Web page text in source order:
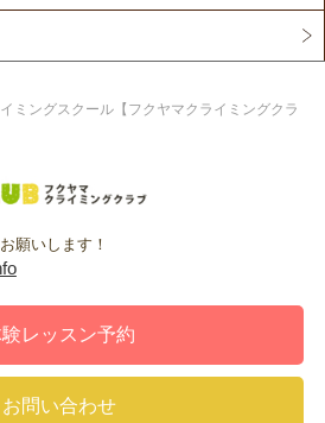
ミングスクール【フクヤマクライミングクラ
願いします！
レッスン予約
お問い合わせ